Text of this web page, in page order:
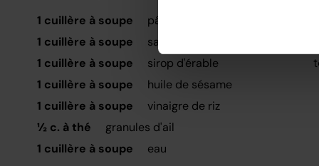
1 cuillère à soupe
pâte miso
1 cuillère à soupe
sauce de soja
1 cuillère à soupe
sirop d'érable
1 cuillère à soupe
huile de sésame
1 cuillère à soupe
vinaigre de riz
½ c. à thé
granules d'ail
1 cuillère à soupe
eau